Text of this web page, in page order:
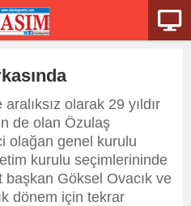
olarak 29 yıldır
de olan Özulaş
olağan genel kurulu
kurulu seçimlerininde
başkan Göksel Ovacık ve
dönem için tekrar